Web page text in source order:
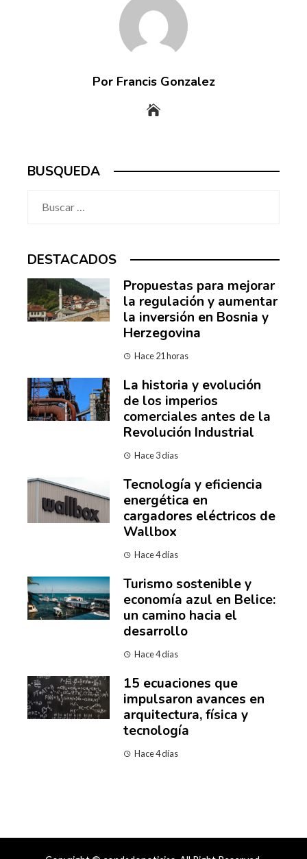
Por Francis Gonzalez
BUSQUEDA
DESTACADOS
Propuestas para mejorar
la regulación y aumentar
la inversión en Bosnia y
Herzegovina
Hace 21 horas
La historia y evolución
de los imperios
comerciales antes de la
Revolución Industrial
Hace 3 días
Tecnología y eficiencia
energética en
cargadores eléctricos de
Wallbox
Hace 4 días
Turismo sostenible y
economía azul en Belice:
un camino hacia el
desarrollo
Hace 4 días
15 ecuaciones que
impulsaron avances en
arquitectura, física y
tecnología
Hace 4 días